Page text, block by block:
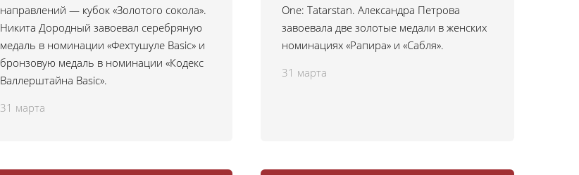
направлений — кубок «Золотого сокола».
Никита Дородный завоевал серебряную
медаль в номинации «Фехтушуле Basic» и
бронзовую медаль в номинации «Кодекс
Валлерштайна Basic».
31 марта
One: Tatarstan. Александра Петрова
завоевала две золотые медали в женских
номинациях «Рапира» и «Сабля».
31 марта